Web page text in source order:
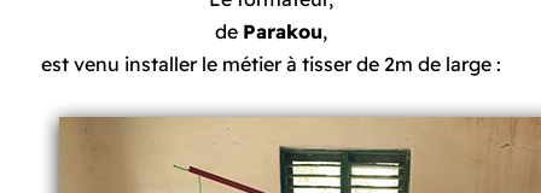
de Parakou,
est venu installer le métier à tisser de 2m de large :